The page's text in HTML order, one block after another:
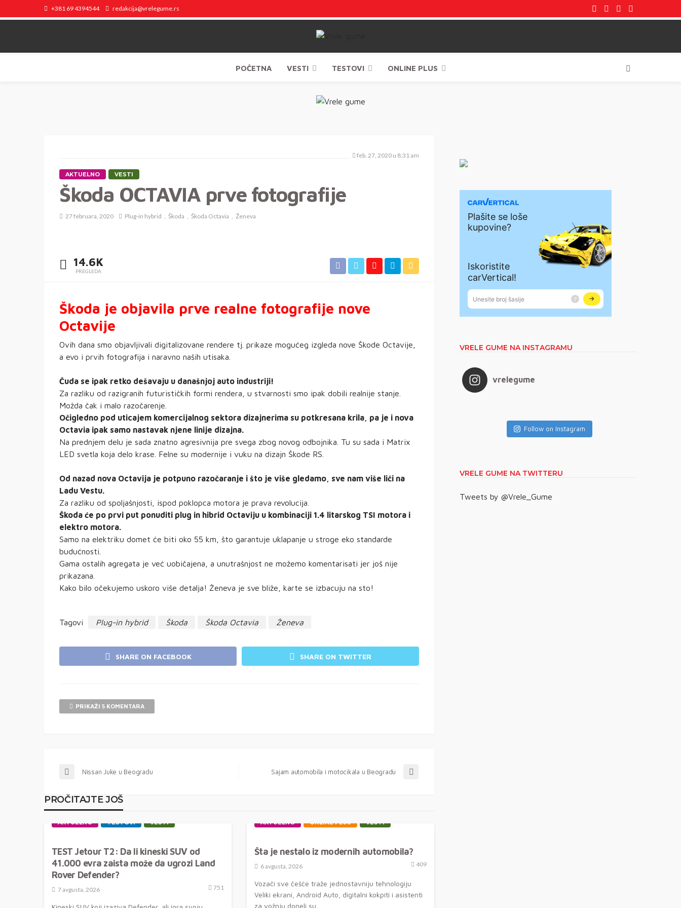
+381 69 4394544 redakcija@vrelegume.rs
POČETNA VESTI TESTOVI ONLINE PLUS
feb. 27, 2020 u 8:31 am
AKTUELNO VESTI
Škoda OCTAVIA prve fotografije
27 februara, 2020 Plug-in hybrid Škoda Škoda Octavia Ženeva
14.6K
PREGLEDA
Škoda je objavila prve realne fotografije nove
Octavije
Ovih dana smo objavljivali digitalizovane rendere tj. prikaze mogućeg izgleda nove Škode Octavije,
a evo i prvih fotografija i naravno naših utisaka.
Čuda se ipak retko dešavaju u današnjoj auto industriji!
Za razliku od razigranih futurističkih formi rendera, u stvarnosti smo ipak dobili realnije stanje.
Možda čak i malo razočarenje.
Očigledno pod uticajem komercijalnog sektora dizajnerima su potkresana krila, pa je i nova
Octavia ipak samo nastavak njene linije dizajna.
Na prednjem delu je sada znatno agresivnija pre svega zbog novog odbojnika. Tu su sada i Matrix
LED svetla koja delo krase. Felne su modernije i vuku na dizajn Škode RS.
Od nazad nova Octavija je potpuno razočaranje i što je više gledamo, sve nam više liči na
Ladu Vestu.
Za razliku od spoljašnjosti, ispod poklopca motora je prava revolucija.
Škoda će po prvi put ponuditi plug in hibrid Octaviju u kombinaciji 1.4 litarskog TSI motora i
elektro motora.
Samo na elektriku domet će biti oko 55 km, što garantuje uklapanje u stroge eko standarde
budućnosti.
Gama ostalih agregata je već uobičajena, a unutrašnjost ne možemo komentarisati jer još nije
prikazana.
Kako bilo očekujemo uskoro više detalja! Ženeva je sve bliže, karte se izbacuju na sto!
Tagovi Plug-in hybrid Škoda Škoda Octavia Ženeva
SHARE ON FACEBOOK SHARE ON TWITTER
PRIKAŽI 5 KOMENTARA
Nissan Juke u Beogradu Sajam automobila i motocikala u Beogradu
PROČITAJTE JOŠ
AKTUELNO TESTOVI VESTI
TEST Jetour T2: Da li kineski SUV od
41.000 evra zaista može da ugrozi Land
Rover Defender?
7 avgusta, 2026 751
AKTUELNO ONLINE PLUS VESTI
Šta je nestalo iz modernih automobila?
6 avgusta, 2026 409
Vozači sve češće traže jednostavniju tehnologiju
Veliki ekrani, Android Auto, digitalni kokpiti i asistenti
za vožnju doneli su...
VRELE GUME NA INSTAGRAMU
vrelegume
Follow on Instagram
VRELE GUME NA TWITTERU
Tweets by @Vrele_Gume